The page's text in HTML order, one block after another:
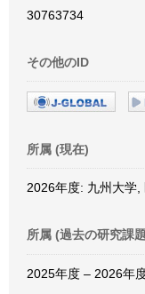
30763734
その他のID
所属 (現在)
2026年度: 九州大学,
所属 (過去の研究課
2025年度 – 2026年